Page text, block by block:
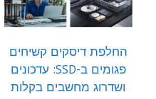
החלפת דיסקים קשיחים
פגומים ב-SSD: עדכונים
ושדרוג מחשבים בקלות